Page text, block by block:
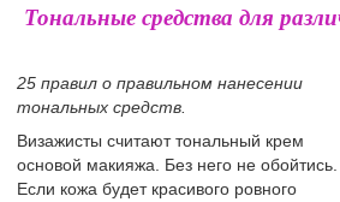
Тональные средства для
25 правил о правильном нанесении
тональных средств.
Визажисты считают тональный крем
основой макияжа. Без него не обойтись.
Если кожа будет красивого ровного